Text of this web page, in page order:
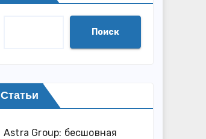
Поиск
Статьи
Astra Group: бесшовная